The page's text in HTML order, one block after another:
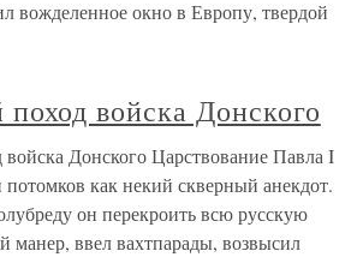
вожделенное окно в Европу, твердой
войска Донского
Донского Царствование Павла I
потомков как некий скверный анекдот.
он перекроить всю русскую
манер, ввел вахтпарады, возвысил